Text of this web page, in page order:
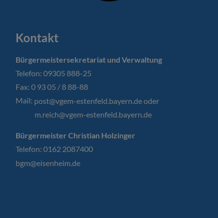
Kontakt
Bürgermeistersekretariat und Verwaltung
Telefon: 09305 888-25
Fax: 0 93 05 / 8 88-88
Mail: post@vgem-estenfeld.bayern.de oder
m.reich@vgem-estenfeld.bayern.de
Bürgermeister Christian Holzinger
Telefon: 0162 2087400
bgm@eisenheim.de